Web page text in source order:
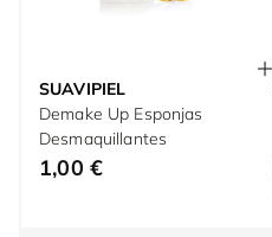
SUAVIPIEL
Demake Up Esponjas
Desmaquillantes
1,00 €